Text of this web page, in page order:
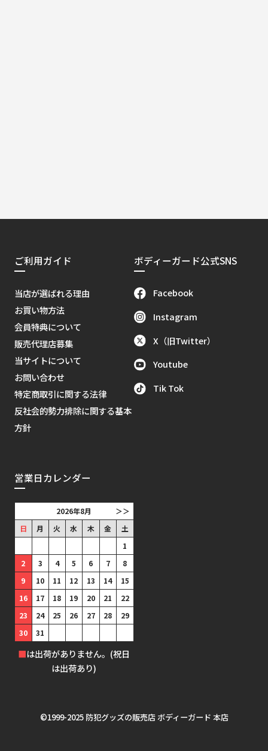
ご利用ガイド
当店が選ばれる理由
お買い物方法
会員特典について
販売代理店募集
当サイトについて
お問い合わせ
特定商取引に関する法律
反社会的勢力排除に関する基本
方針
ボディーガード公式SNS
Facebook
Instagram
X（旧Twitter）
Youtube
Tik Tok
営業日カレンダー
＞＞
2026年8月
日
月 火 水 木 金
土
1
2
3 4 5 6 7
8
9
10 11 12 13 14
15
16
17 18 19 20 21
22
23
24 25 26 27 28
29
30
31
■は出荷がありません。(祝日
は出荷あり)
©1999-2025 防犯グッズの販売店 ボディーガード 本店